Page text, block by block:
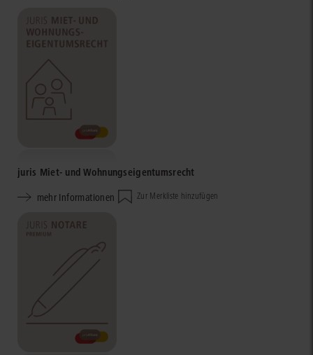
juris Miet- und Wohnungseigentumsrecht
mehr Informationen
Zur Merkliste hinzufügen